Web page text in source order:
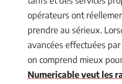
opérateurs ont
prendre au sérieux.
avancées effectuées
on comprend mieux
Numericable veut les